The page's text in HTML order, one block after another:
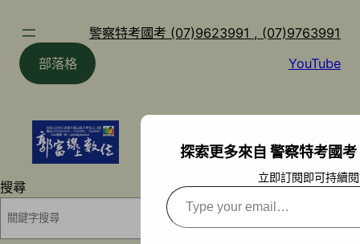
警察特考國考 (07)9623991 , (07)9763991
部落格
YouTube
搜尋
探索更多來自 警察特考國
立即訂閱即可持續
Type
your